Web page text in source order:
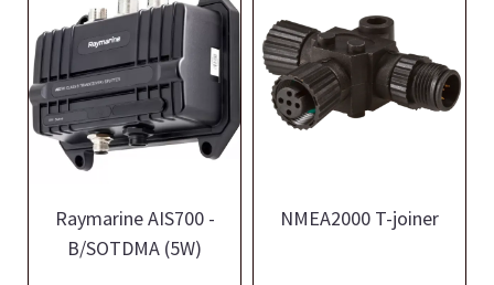
Raymarine AIS700 -
B/SOTDMA (5W)
NMEA2000 T-joiner